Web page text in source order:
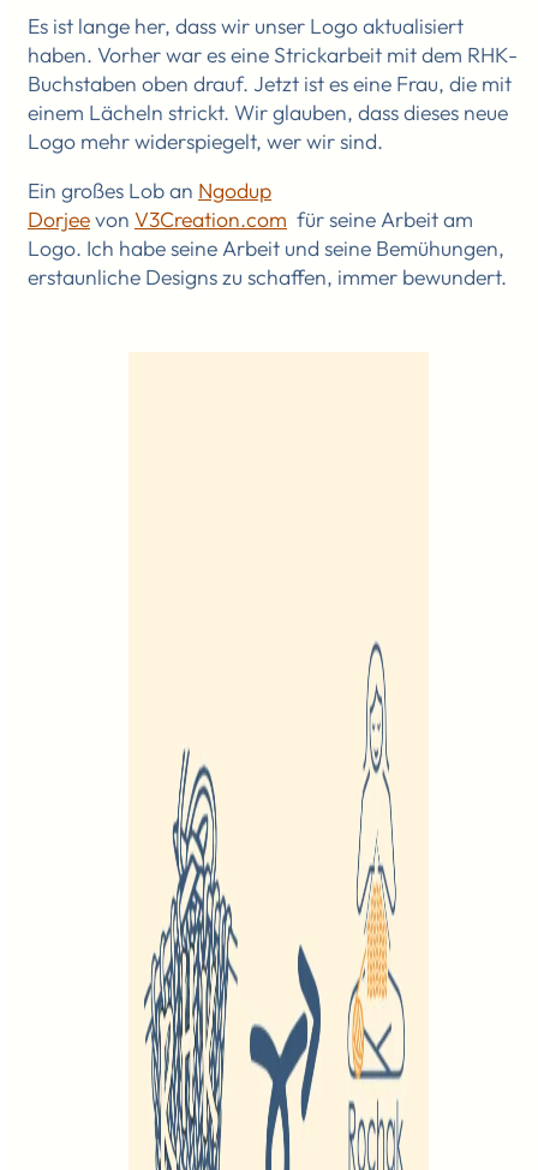
Es ist lange her, dass wir unser Logo aktualisiert
haben. Vorher war es eine Strickarbeit mit dem RHK-
Buchstaben oben drauf. Jetzt ist es eine Frau, die mit
einem Lächeln strickt. Wir glauben, dass dieses neue
Logo mehr widerspiegelt, wer wir sind.
Ein großes Lob an Ngodup
Dorjeevon V3Creation.com für seine Arbeit am
Logo. Ich habe seine Arbeit und seine Bemühungen,
erstaunliche Designs zu schaffen, immer bewundert.